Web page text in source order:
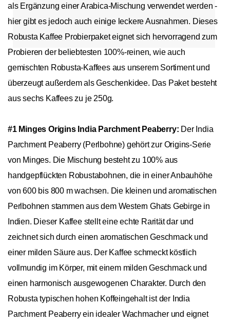
als Ergänzung einer Arabica-Mischung verwendet werden -
hier gibt es jedoch auch einige leckere Ausnahmen. Dieses
Robusta Kaffee Probierpaket eignet sich hervorragend zum
Probieren der beliebtesten 100%-reinen, wie auch
gemischten Robusta-Kaffees aus unserem Sortiment und
überzeugt außerdem als Geschenkidee. Das Paket besteht
aus sechs Kaffees zu je 250g.
#1 Minges Origins India Parchment Peaberry: Der India
Parchment Peaberry (Perlbohne) gehört zur Origins-Serie
von Minges. Die Mischung besteht zu 100% aus
handgepflückten Robustabohnen, die in einer Anbauhöhe
von 600 bis 800 m wachsen. Die kleinen und aromatischen
Perlbohnen stammen aus dem Western Ghats Gebirge in
Indien. Dieser Kaffee stellt eine echte Rarität dar und
zeichnet sich durch einen aromatischen Geschmack und
einer milden Säure aus. Der Kaffee schmeckt köstlich
vollmundig im Körper, mit einem milden Geschmack und
einen harmonisch ausgewogenen Charakter. Durch den
Robusta typischen hohen Koffeingehalt ist der India
Parchment Peaberry ein idealer Wachmacher und eignet